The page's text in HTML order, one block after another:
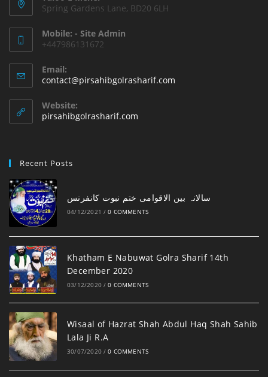
Spring Gardens Lane, BD20 6LH
Mobile: - Site Admin
+447986131672
Email:
contact@pirsahibgolrasharif.com
Website:
pirsahibgolrasharif.com
Recent Posts
‎سالانہ بین الاقوامی ختم نبوت کانفرنس
04/12/2021 / 0 COMMENTS
Khatham E Nabuwat Golra Sharif 14th
December 2020
03/12/2020 / 0 COMMENTS
Wisaal of Hazrat Shah Abdul Haq Shah Sahib
Lala Ji R.A
30/07/2020 / 0 COMMENTS